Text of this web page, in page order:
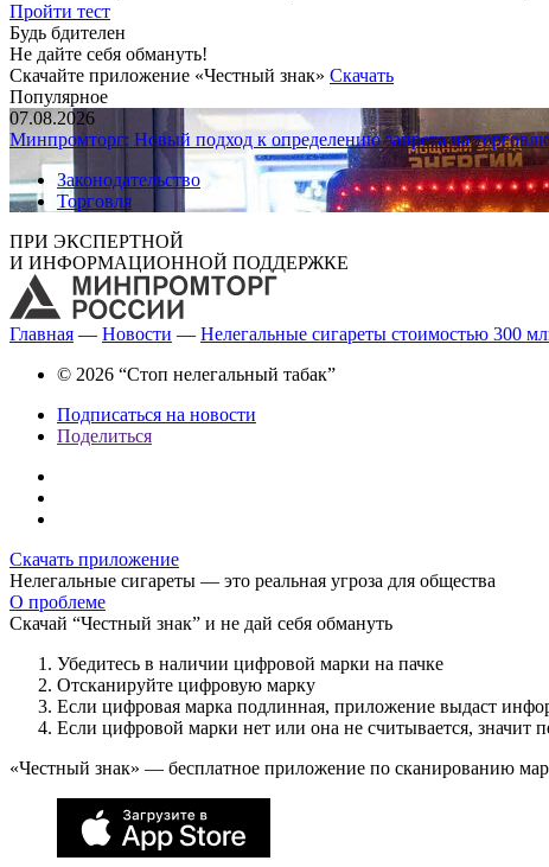
Пройти тест
Будь бдителен
Не дайте себя обмануть!
Скачайте приложение «Честный знак» Скачать
Популярное
07.08.2026
Минпромторг: Новый подход к определению запрета на
Законодательство
Торговля
ПРИ ЭКСПЕРТНОЙ
И ИНФОРМАЦИОННОЙ ПОДДЕРЖКЕ
Главная — Новости — Нелегальные сигареты стоимостью 300
© 2026 “Стоп нелегальный табак”
Подписаться на новости
Поделиться
Скачать приложение
Нелегальные сигареты — это реальная угроза для общества
О проблеме
Скачай “Честный знак” и не дай себя обмануть
Убедитесь в наличии цифровой марки на пачке
Отсканируйте цифровую марку
Если цифровая марка подлинная, приложение выдаст
Если цифровой марки нет или она не считывается, значит
«Честный знак» — бесплатное приложение по сканированию